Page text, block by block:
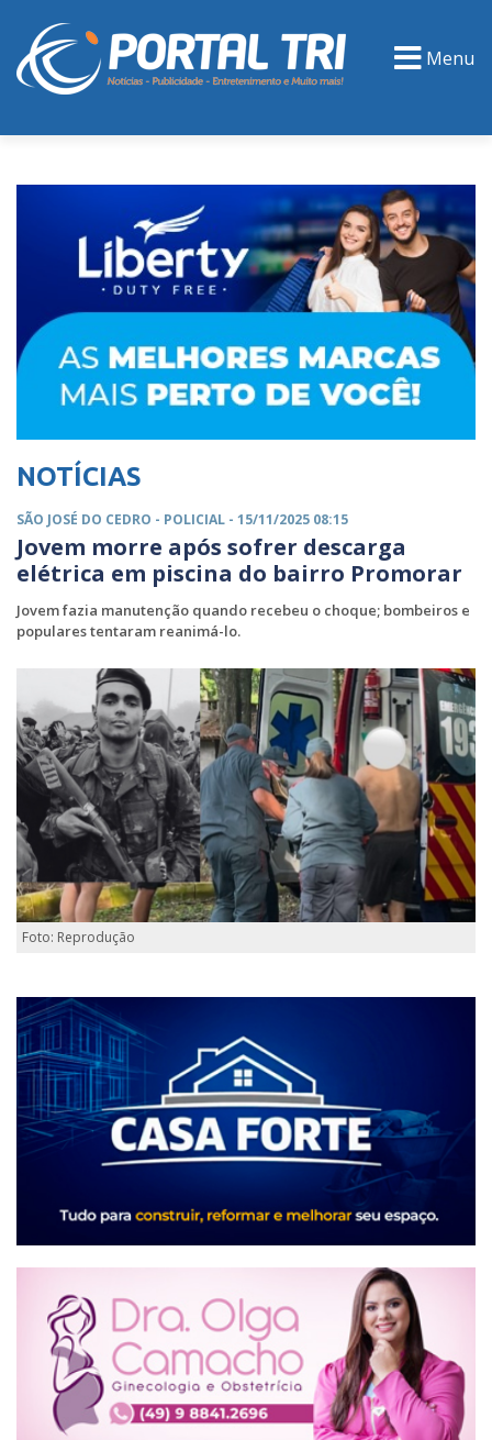
Menu
NOTÍCIAS
SÃO JOSÉ DO CEDRO - POLICIAL - 15/11/2025 08:15
Jovem morre após sofrer descarga
elétrica em piscina do bairro Promorar
Jovem fazia manutenção quando recebeu o choque; bombeiros e
populares tentaram reanimá-lo.
Foto: Reprodução